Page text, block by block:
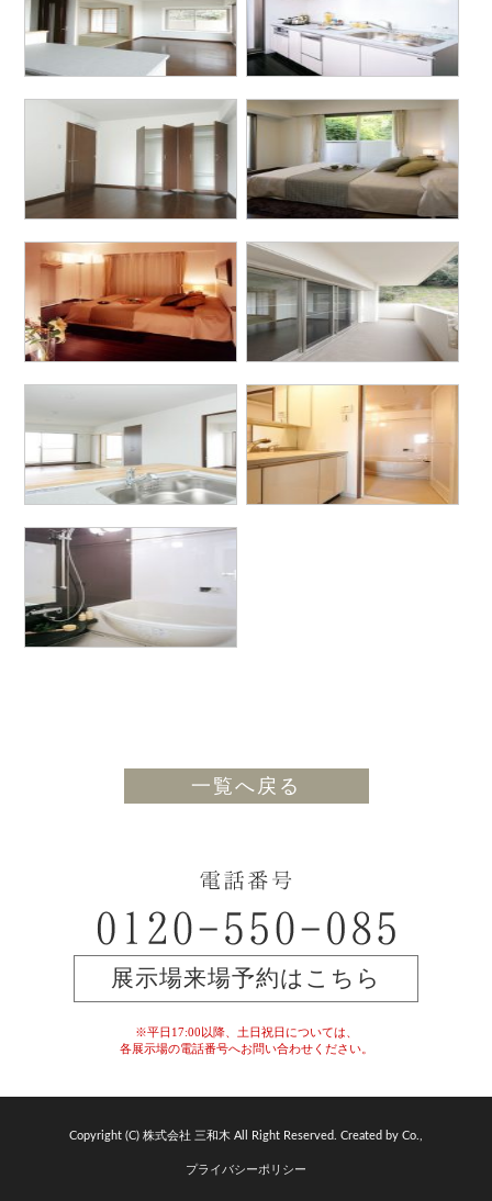
一覧へ戻る
展示場来場予約はこちら
※平日17:00以降、土日祝日については、
各展示場の電話番号へお問い合わせください。
Copyright (C) 株式会社 三和木 All Right Reserved. Created by Co.,
プライバシーポリシー